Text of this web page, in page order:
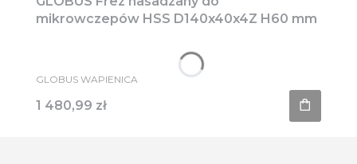
mikrowczepów HSS D140x40x4Z H60 mm
PRODUCENT
GLOBUS WAPIENICA
Cena
1 480,99 zł